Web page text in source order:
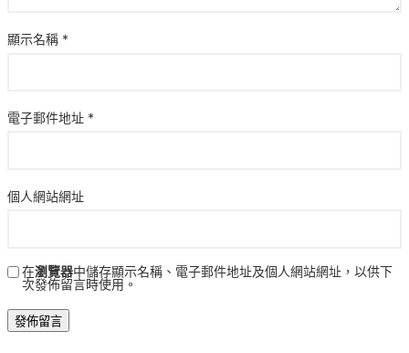
顯示名稱 *
電子郵件地址 *
個人網站網址
在瀏覽器中儲存顯示名稱、電子郵件地址及個人網站網址，以供下
次發佈留言時使用。